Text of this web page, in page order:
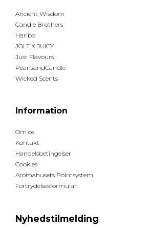
Ancient Wisdom
Candle Brothers
Haribo
JOLT X JUICY
Just Flavours
PearlsandCandle
Wicked Scents
Information
Om os
Kontakt
Handelsbetingelser
Cookies
Aromahusets Pointsystem
Fortrydelsesformular
Nyhedstilmelding